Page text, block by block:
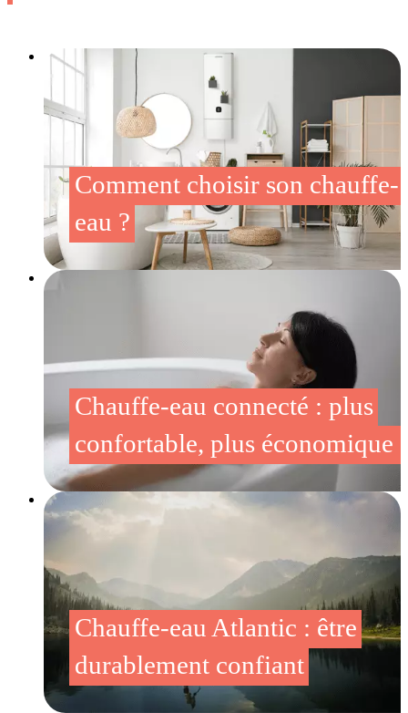
Comment choisir son chauffe-
eau ?
Chauffe-eau connecté : plus
confortable, plus économique !
Chauffe-eau Atlantic : être
durablement confiant